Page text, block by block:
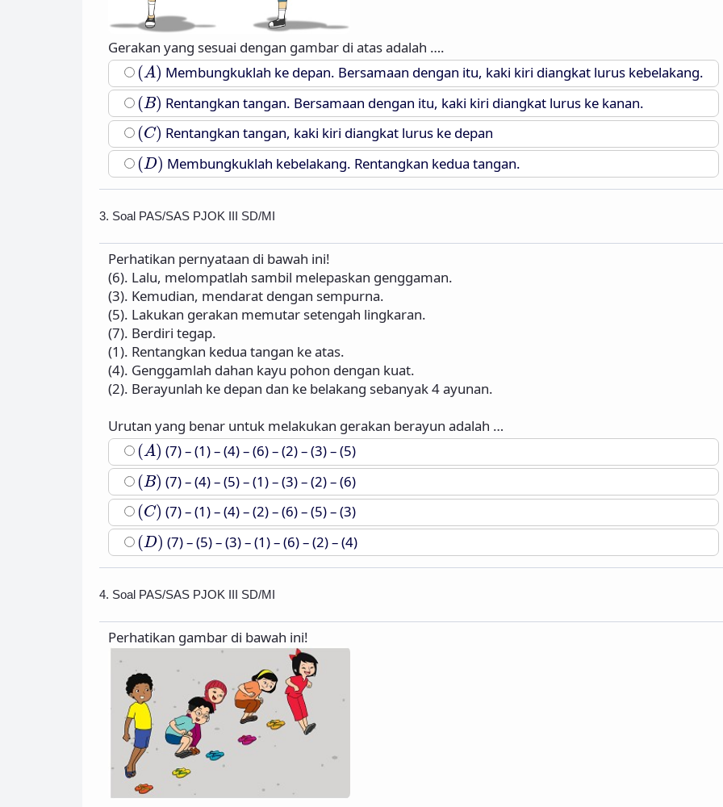
Gerakan yang sesuai dengan gambar di atas adalah ….
(A)
(A) Membungkuklah ke depan. Bersamaan dengan itu, kaki kiri diangkat lurus kebelakang.
(B)
(B) Rentangkan tangan. Bersamaan dengan itu, kaki kiri diangkat lurus ke kanan.
(C)
(C) Rentangkan tangan, kaki kiri diangkat lurus ke depan
(D)
(D) Membungkuklah kebelakang. Rentangkan kedua tangan.
3. Soal PAS/SAS PJOK III SD/MI
Perhatikan pernyataan di bawah ini!
(6). Lalu, melompatlah sambil melepaskan genggaman.
(3). Kemudian, mendarat dengan sempurna.
(5). Lakukan gerakan memutar setengah lingkaran.
(7). Berdiri tegap.
(1). Rentangkan kedua tangan ke atas.
(4). Genggamlah dahan kayu pohon dengan kuat.
(2). Berayunlah ke depan dan ke belakang sebanyak 4 ayunan.
Urutan yang benar untuk melakukan gerakan berayun adalah …
(A)
(A) (7) – (1) – (4) – (6) – (2) – (3) – (5)
(B)
(B) (7) – (4) – (5) – (1) – (3) – (2) – (6)
(C)
(C) (7) – (1) – (4) – (2) – (6) – (5) – (3)
(D)
(D) (7) – (5) – (3) – (1) – (6) – (2) – (4)
4. Soal PAS/SAS PJOK III SD/MI
Perhatikan gambar di bawah ini!